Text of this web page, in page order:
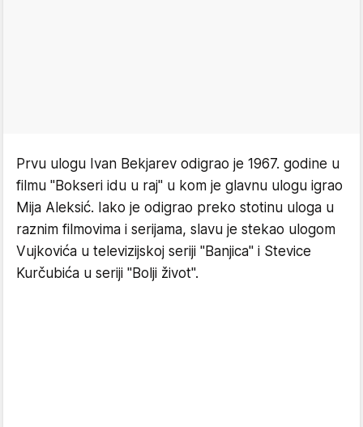
Prvu ulogu Ivan Bekjarev odigrao je 1967. godine u
filmu "Bokseri idu u raj" u kom je glavnu ulogu igrao
Mija Aleksić. Iako je odigrao preko stotinu uloga u
raznim filmovima i serijama, slavu je stekao ulogom
Vujkovića u televizijskoj seriji "Banjica" i Stevice
Kurčubića u seriji "Bolji život".